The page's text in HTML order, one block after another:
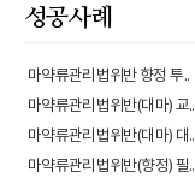
성공사례
마약류관리법위반 향정 투..
마약류관리법위반(대마) 교..
마약류관리법위반(대마) 대..
마약류관리법위반(향정) 필..